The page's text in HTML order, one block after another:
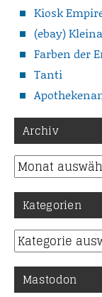
Kiosk
(ebay)
Farben der
Tanti
Archiv
Archiv
Kategorien
Kategorien
Mastodon